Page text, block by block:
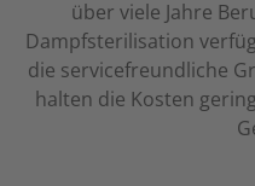
über viele Jahre
Dampfsterilisation
die servicefreundliche
halten die Kosten